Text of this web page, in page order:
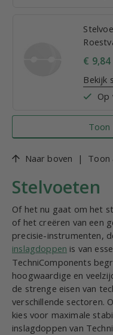
€ 9,84
Bekijk
Op
Toon
Naar boven | Toon
Stelvoeten
Of het nu gaat om het
of het creëren van een
precisie-instrumenten,
inslagdoppen is van
TechniComponents
hoogwaardige en
de strenge eisen van
verschillende sectoren.
kies voor maximale
inslagdoppen van